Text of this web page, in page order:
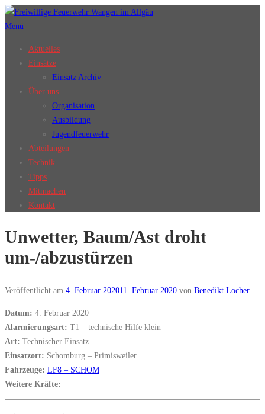
Zum
Inhalt
Menü
Aktuelles
Einsätze
Einsatz Archiv
Über uns
Organisation
Ausbildung
Jugendfeuerwehr
Abteilungen
Technik
Tipps
Mitmachen
Kontakt
Unwetter, Baum/Ast droht
um-/abzustürzen
Veröffentlicht am 4. Februar 202011. Februar 2020 von Benedikt Locher
Datum: 4. Februar 2020
Alarmierungsart: T1 – technische Hilfe klein
Art: Technischer Einsatz
Einsatzort: Schomburg – Primisweiler
Fahrzeuge: LF8 – SCHOM
Weitere Kräfte: